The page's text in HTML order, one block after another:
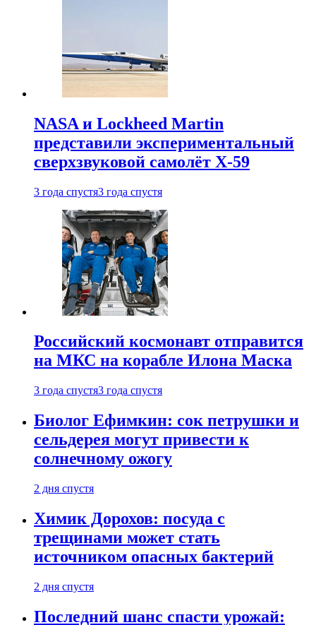
NASA и Lockheed Martin
представили экспериментальный
сверхзвуковой самолёт X-59
3 года спустя3 года спустя
Российский космонавт отправится
на МКС на корабле Илона Маска
3 года спустя3 года спустя
Биолог Ефимкин: сок петрушки и
сельдерея могут привести к
солнечному ожогу
2 дня спустя
Химик Дорохов: посуда с
трещинами может стать
источником опасных бактерий
2 дня спустя
Последний шанс спасти урожай: